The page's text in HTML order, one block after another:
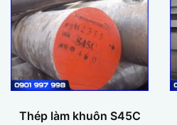
Thép làm khuôn S45C